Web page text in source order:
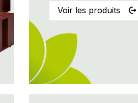
Voir les produits